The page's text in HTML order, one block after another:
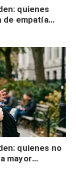
quienes
de empatía
quienes no
mayor
no es por